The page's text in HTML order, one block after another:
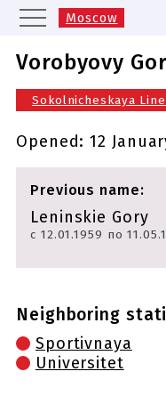
Moscow
Kazan
Novosibirsk
Same names
Vorobyovy
Sokolnicheskaya Line
Opened:12
Previous name:
Leninskie Gory
с 12.01.1959 по
Neighboring
Sportivnaya
Universitet